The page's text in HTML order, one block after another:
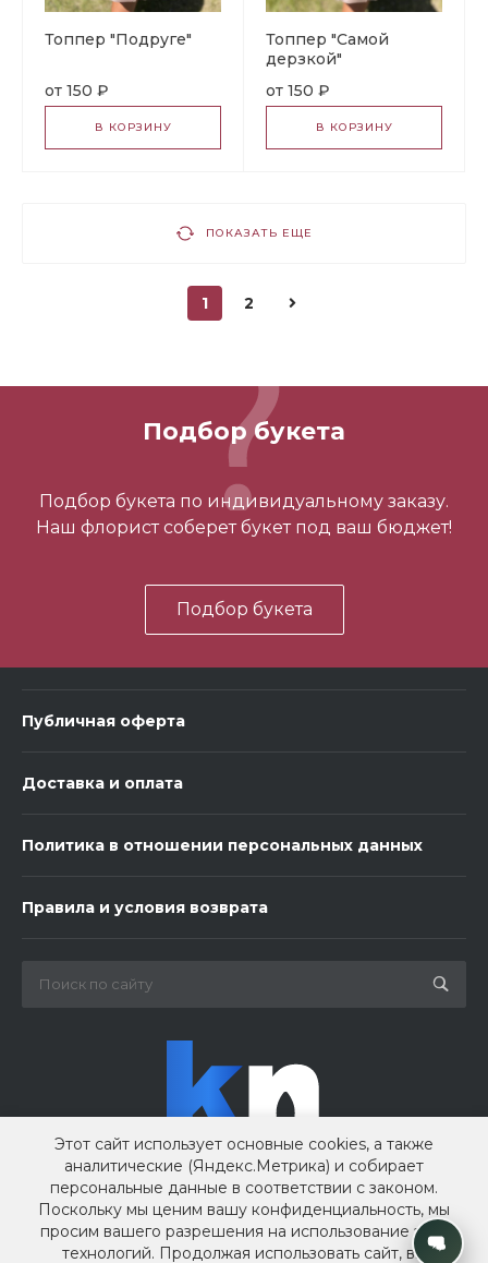
Топпер "Подруге"
150 ₽
В КОРЗИНУ
Топпер "Самой
дерзкой"
150 ₽
В КОРЗИНУ
ПОКАЗАТЬ ЕЩЕ
1 2
Подбор букета
Подбор букета по индивидуальному заказу.
Наш флорист соберет букет под ваш бюджет!
Подбор букета
Публичная оферта
Доставка и оплата
Политика в отношении персональных данных
Правила и условия возврата
Этот сайт использует основные cookies, а также
аналитические (Яндекс.Метрика) и собирает
персональные данные в соответствии с законом.
Поскольку мы ценим вашу конфиденциальность, мы
просим вашего разрешения на использование этих
технологий. Продолжая использовать сайт, вы